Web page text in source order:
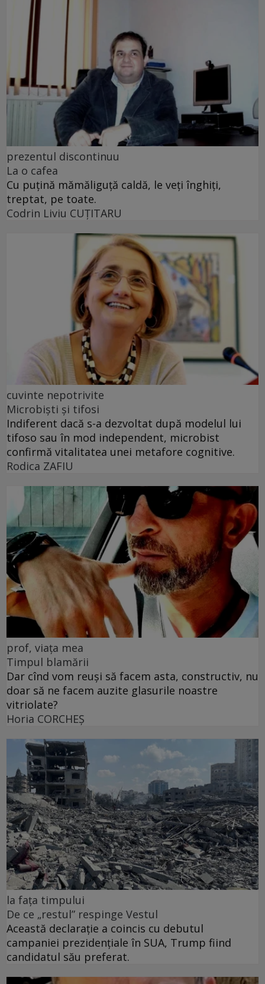
prezentul discontinuu
La o cafea
Cu puţină mămăliguţă caldă, le veţi înghiţi,
treptat, pe toate.
Codrin Liviu CUŢITARU
cuvinte nepotrivite
Microbiști și tifosi
Indiferent dacă s-a dezvoltat după modelul lui
tifoso sau în mod independent, microbist
confirmă vitalitatea unei metafore cognitive.
Rodica ZAFIU
prof, viața mea
Timpul blamării
Dar cînd vom reuși să facem asta, constructiv, nu
doar să ne facem auzite glasurile noastre
vitriolate?
Horia CORCHEŞ
la fața timpului
De ce „restul” respinge Vestul
Această declarație a coincis cu debutul
campaniei prezidențiale în SUA, Trump fiind
candidatul său preferat.